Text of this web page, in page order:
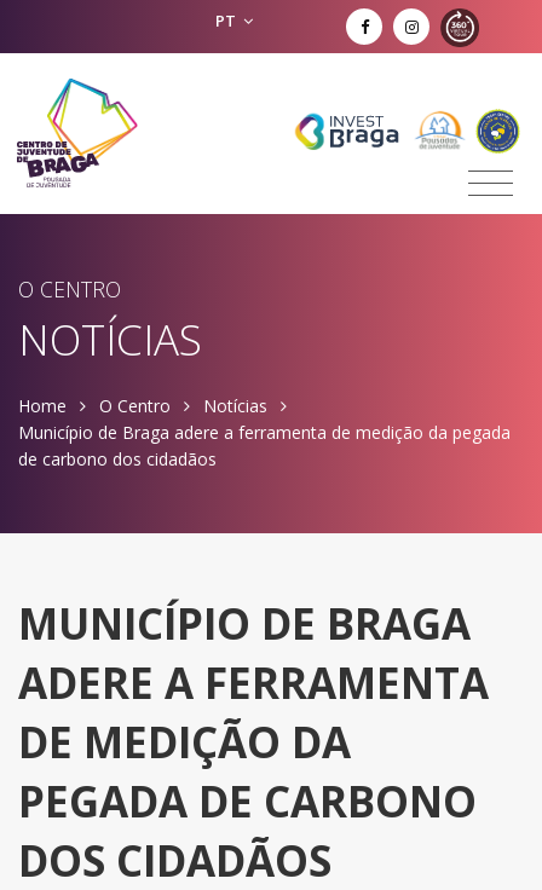
PT
O CENTRO
NOTÍCIAS
Home O Centro
Notícias
Município de Braga adere a ferramenta de medição da pegada
de carbono dos cidadãos
MUNICÍPIO DE BRAGA
ADERE A FERRAMENTA
DE MEDIÇÃO DA
PEGADA DE CARBONO
DOS CIDADÃOS